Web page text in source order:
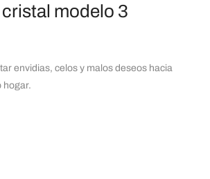
modelo 3
envidias, celos y malos deseos hacia
hogar.